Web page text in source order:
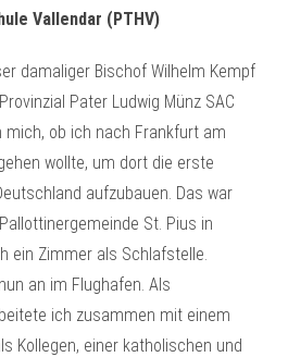
Vallendar (PTHV)
damaliger Bischof Wilhelm Kempf
Pater Ludwig Münz SAC
ob ich nach Frankfurt am
wollte, um dort die erste
aufzubauen. Das war
St. Pius in
ein Zimmer als Schlafstelle.
an im Flughafen. Als
ich zusammen mit einem
Kollegen, einer katholischen und